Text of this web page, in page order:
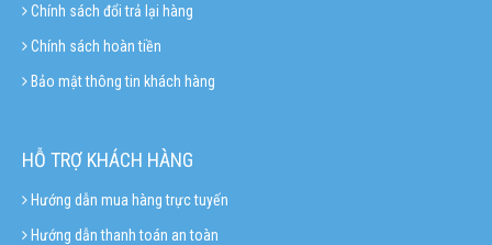
Chính sách đổi trả lại hàng
Chính sách hoàn tiền
Bảo mật thông tin khách hàng
HỖ TRỢ KHÁCH HÀNG
Hướng dẫn mua hàng trực tuyến
Hướng dẫn thanh toán an toàn